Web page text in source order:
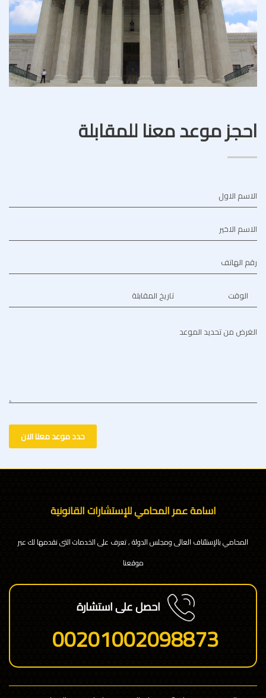
احجز موعد معنا للمقابلة
الاسم الاول
الاسم الاخير
رقم الهاتف
تاريخ المقابلة الوقت
الغرض من تحديد الموعد
حدد موعد معنا الان
اسامة عمر المحامي للإستشارات القانونية
المحامي بالإستئناف العالى ومجلس الدولة , تعرف على الخدمات التى نقدمها لك عبر
موقعنا
احصل على استشارة
00201002098873